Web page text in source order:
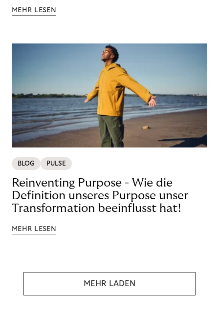
MEHR LESEN
BLOG PULSE
Reinventing Purpose - Wie die
Definition unseres Purpose unser
Transformation beeinflusst hat!
MEHR LESEN
MEHR LADEN